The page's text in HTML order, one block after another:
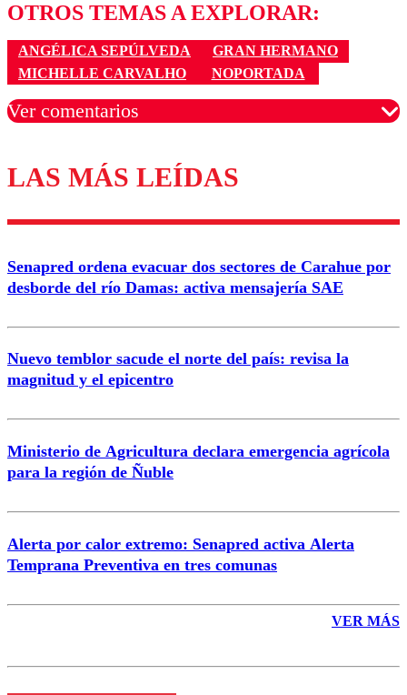
OTROS TEMAS A EXPLORAR:
ANGÉLICA SEPÚLVEDA
GRAN HERMANO
MICHELLE CARVALHO
NOPORTADA
Ver comentarios
Los comentarios son moderados para garantizar un
diálogo respetuoso.
Correo
LAS MÁS LEÍDAS
Senapred ordena evacuar dos sectores de Carahue por
desborde del río Damas: activa mensajería SAE
Nuevo temblor sacude el norte del país: revisa la
magnitud y el epicentro
Ministerio de Agricultura declara emergencia agrícola
para la región de Ñuble
Alerta por calor extremo: Senapred activa Alerta
Temprana Preventiva en tres comunas
VER MÁS